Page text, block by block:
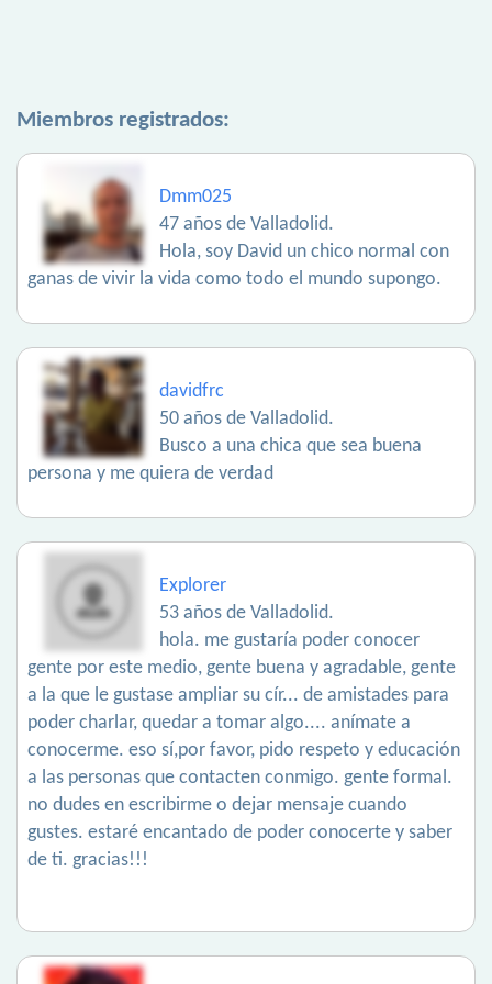
Miembros registrados:
Dmm025
47 años de Valladolid.
Hola, soy David un chico normal con
ganas de vivir la vida como todo el mundo supongo.
davidfrc
50 años de Valladolid.
Busco a una chica que sea buena
persona y me quiera de verdad
Explorer
53 años de Valladolid.
hola. me gustaría poder conocer
gente por este medio, gente buena y agradable, gente
a la que le gustase ampliar su cír... de amistades para
poder charlar, quedar a tomar algo.... anímate a
conocerme. eso sí,por favor, pido respeto y educación
a las personas que contacten conmigo. gente formal.
no dudes en escribirme o dejar mensaje cuando
gustes. estaré encantado de poder conocerte y saber
de ti. gracias!!!